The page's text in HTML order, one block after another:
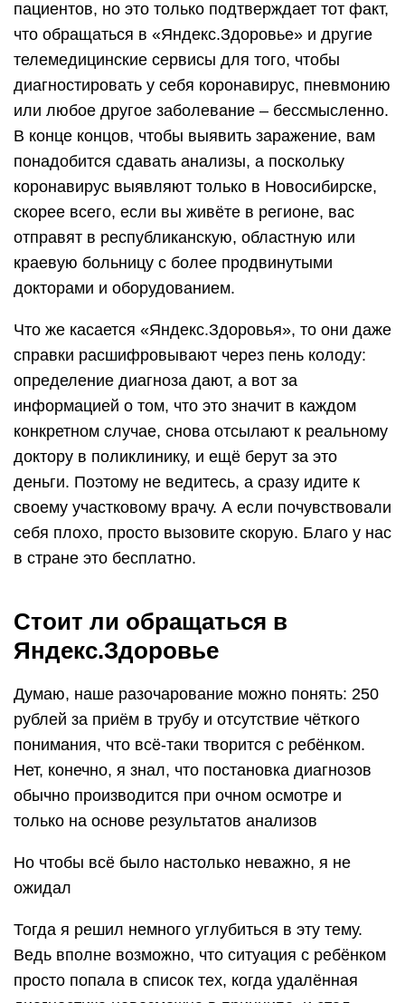
пациентов, но это только подтверждает тот факт,
что обращаться в «Яндекс.Здоровье» и другие
телемедицинские сервисы для того, чтобы
диагностировать у себя коронавирус, пневмонию
или любое другое заболевание – бессмысленно.
В конце концов, чтобы выявить заражение, вам
понадобится сдавать анализы, а поскольку
коронавирус выявляют только в Новосибирске,
скорее всего, если вы живёте в регионе, вас
отправят в республиканскую, областную или
краевую больницу с более продвинутыми
докторами и оборудованием.
Что же касается «Яндекс.Здоровья», то они даже
справки расшифровывают через пень колоду:
определение диагноза дают, а вот за
информацией о том, что это значит в каждом
конкретном случае, снова отсылают к реальному
доктору в поликлинику, и ещё берут за это
деньги. Поэтому не ведитесь, а сразу идите к
своему участковому врачу. А если почувствовали
себя плохо, просто вызовите скорую. Благо у нас
в стране это бесплатно.
Стоит ли обращаться в
Яндекс.Здоровье
Думаю, наше разочарование можно понять: 250
рублей за приём в трубу и отсутствие чёткого
понимания, что всё-таки творится с ребёнком.
Нет, конечно, я знал, что постановка диагнозов
обычно производится при очном осмотре и
только на основе результатов анализов
Но чтобы всё было настолько неважно, я не
ожидал
Тогда я решил немного углубиться в эту тему.
Ведь вполне возможно, что ситуация с ребёнком
просто попала в список тех, когда удалённая